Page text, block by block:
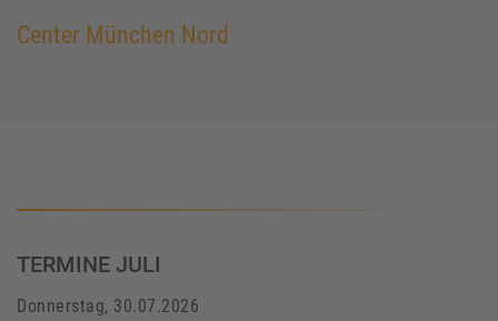
Center München Nord
TERMINE JULI
Donnerstag, 30.07.2026